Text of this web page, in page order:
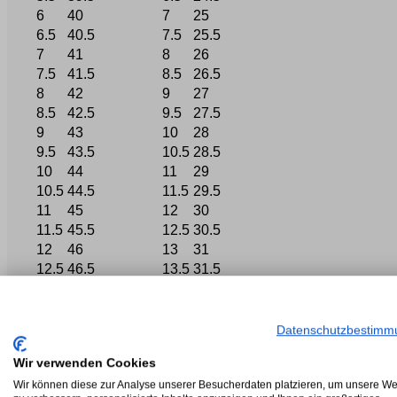
6
40 7
25
6.5
40.5 7.5
25.5
7
41 8
26
7.5
41.5 8.5
26.5
8
42 9
27
8.5
42.5 9.5
27.5
9
43 10
28
9.5
43.5 10.5 28.5
10
44 11
29
10.5 44.5 11.5 29.5
11
45 12
30
11.5 45.5 12.5 30.5
12
46 13
31
12.5 46.5 13.5 31.5
Wir verwenden Cookies
Wir können diese zur Analyse unserer Besucherdaten platzieren, um unsere